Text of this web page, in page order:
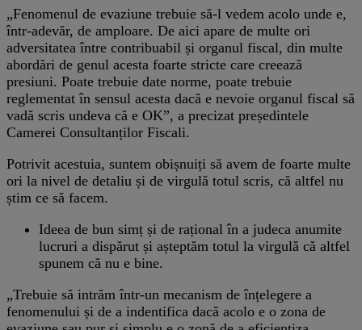
„Fenomenul de evaziune trebuie să-l vedem acolo unde e,
într-adevăr, de amploare. De aici apare de multe ori
adversitatea între contribuabil și organul fiscal, din multe
abordări de genul acesta foarte stricte care creează
presiuni. Poate trebuie date norme, poate trebuie
reglementat în sensul acesta dacă e nevoie organul fiscal să
vadă scris undeva că e OK”, a precizat președintele
Camerei Consultanților Fiscali.
Potrivit acestuia, suntem obișnuiți să avem de foarte multe
ori la nivel de detaliu și de virgulă totul scris, că altfel nu
știm ce să facem.
Ideea de bun simț și de rațional în a judeca anumite
lucruri a dispărut și așteptăm totul la virgulă că altfel
spunem că nu e bine.
„Trebuie să intrăm într-un mecanism de înțelegere a
fenomenului și de a indentifica dacă acolo e o zona de